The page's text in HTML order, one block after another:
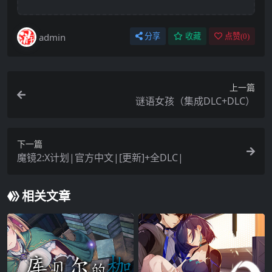
admin 分享 收藏 点赞(0)
上一篇
谜语女孩（集成DLC+DLC）
下一篇
魔镜2:X计划|官方中文|[更新]+全DLC|
相关文章